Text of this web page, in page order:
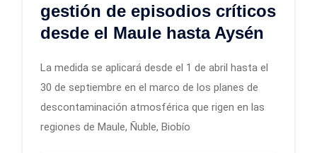
gestión de episodios críticos
desde el Maule hasta Aysén
La medida se aplicará desde el 1 de abril hasta el
30 de septiembre en el marco de los planes de
descontaminación atmosférica que rigen en las
regiones de Maule, Ñuble, Biobío